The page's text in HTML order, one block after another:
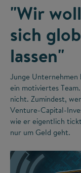
"Wir
sich
lassen"
Junge Unternehmen
ein motiviertes
nicht. Zumindest,
Venture-Capital-
wie er eigentlich
nur um Geld geht.